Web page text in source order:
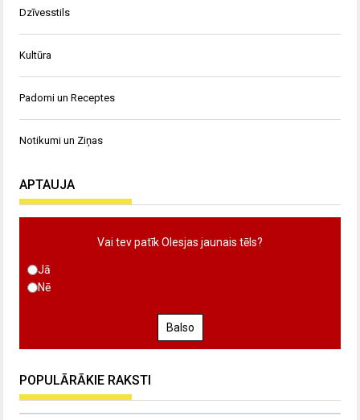
Dzīvesstils
Kultūra
Padomi un Receptes
Notikumi un Ziņas
APTAUJA
Vai tev patīk Olesjas jaunais tēls?
Jā
Nē
Balso
POPULĀRĀKIE RAKSTI